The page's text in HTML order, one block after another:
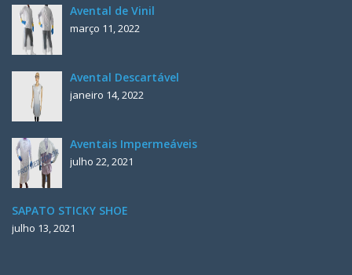
Avental de Vinil
março 11, 2022
Avental Descartável
janeiro 14, 2022
Aventais Impermeáveis
julho 22, 2021
SAPATO STICKY SHOE
julho 13, 2021